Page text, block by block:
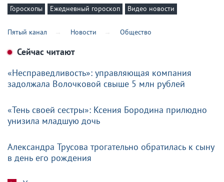
Гороскопы Ежедневный гороскоп Видео новости
Пятый канал Новости Общество
Сейчас читают
«Несправедливость»: управляющая компания
задолжала Волочковой свыше 5 млн рублей
«Тень своей сестры»: Ксения Бородина прилюдно
унизила младшую дочь
Александра Трусова трогательно обратилась к сыну
в день его рождения